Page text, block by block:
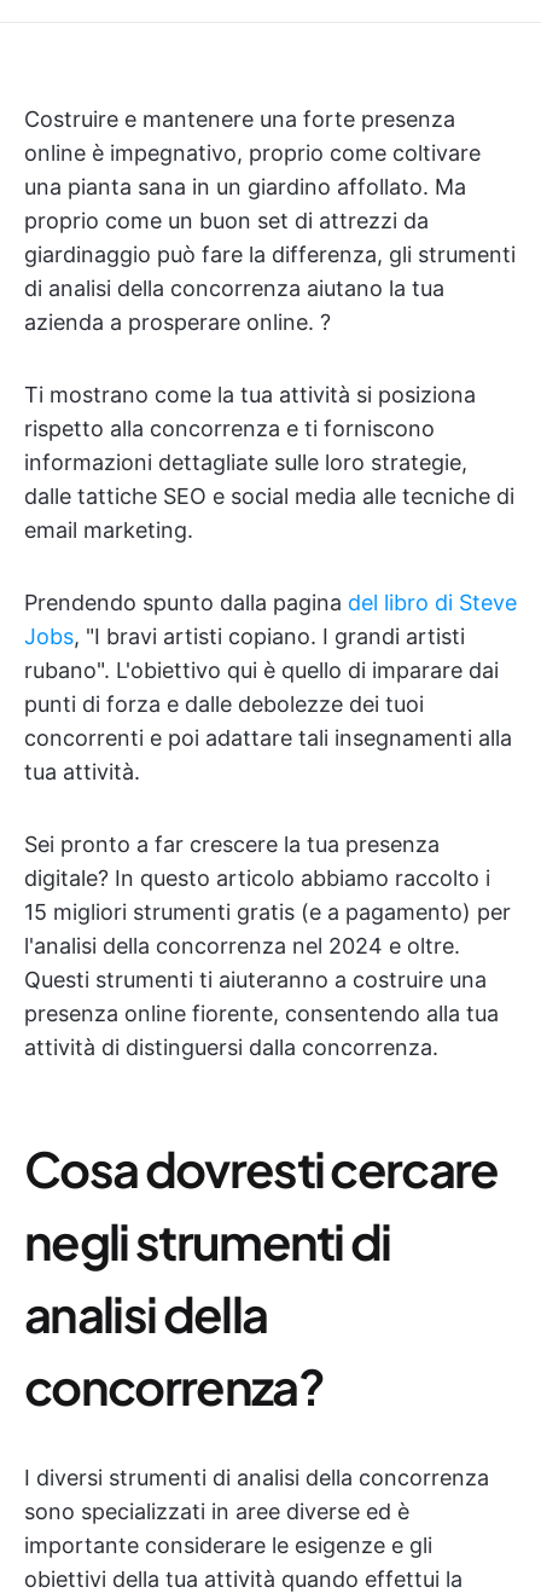
Costruire e mantenere una forte presenza
online è impegnativo, proprio come coltivare
una pianta sana in un giardino affollato. Ma
proprio come un buon set di attrezzi da
giardinaggio può fare la differenza, gli strumenti
di analisi della concorrenza aiutano la tua
azienda a prosperare online. ?️
Ti mostrano come la tua attività si posiziona
rispetto alla concorrenza e ti forniscono
informazioni dettagliate sulle loro strategie,
dalle tattiche SEO e social media alle tecniche di
email marketing.
Prendendo spunto dalla pagina del libro di Steve
Jobs, "I bravi artisti copiano. I grandi artisti
rubano". L'obiettivo qui è quello di imparare dai
punti di forza e dalle debolezze dei tuoi
concorrenti e poi adattare tali insegnamenti alla
tua attività.
Sei pronto a far crescere la tua presenza
digitale? In questo articolo abbiamo raccolto i
15 migliori strumenti gratis (e a pagamento) per
l'analisi della concorrenza nel 2024 e oltre.
Questi strumenti ti aiuteranno a costruire una
presenza online fiorente, consentendo alla tua
attività di distinguersi dalla concorrenza.
Cosa dovresti cercare
negli strumenti di
analisi della
concorrenza?
I diversi strumenti di analisi della concorrenza
sono specializzati in aree diverse ed è
importante considerare le esigenze e gli
obiettivi della tua attività quando effettui la